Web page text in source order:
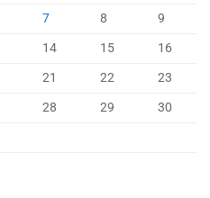
7 8
9
14 15
16
21 22
23
28 29
30